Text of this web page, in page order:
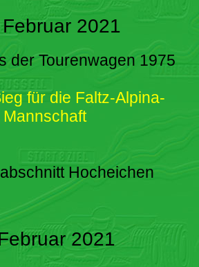
2021
der Tourenwagen 1975
für die Faltz-Alpina-
Mannschaft
Hocheichen
2021